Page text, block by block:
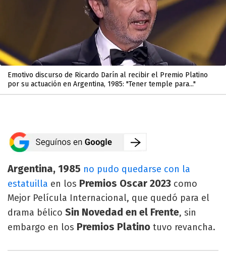
Emotivo discurso de Ricardo Darín al recibir el Premio Platino
por su actuación en Argentina, 1985: "Tener temple para..."
Argentina, 1985 no pudo quedarse con la
estatuilla en los Premios Oscar 2023 como
Mejor Película Internacional, que quedó para el
drama bélico Sin Novedad en el Frente, sin
embargo en los Premios Platino tuvo revancha.